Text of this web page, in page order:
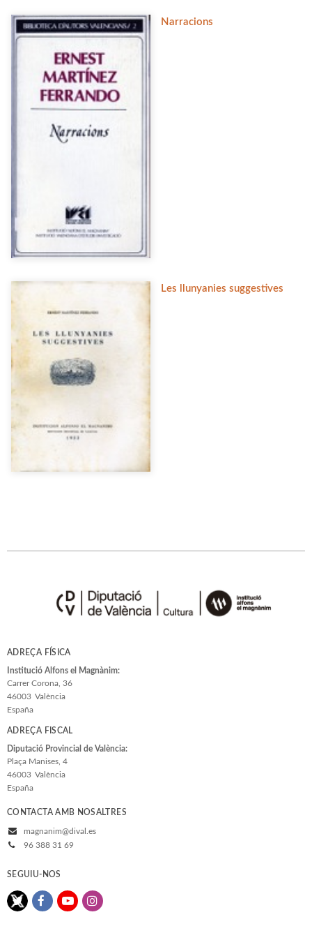
Narracions
Les llunyanies suggestives
ADREÇA FÍSICA
Institució Alfons el Magnànim:
Carrer Corona, 36
46003 València
España
ADREÇA FISCAL
Diputació Provincial de València:
Plaça Manises, 4
46003 València
España
CONTACTA AMB NOSALTRES
magnanim@dival.es
96 388 31 69
SEGUIU-NOS